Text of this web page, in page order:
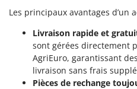
Michelin
Minox
Mockmill
More than chef
Les principaux avantages d’un
Livraison rapide et
sont gérées directement
AgriEuro, garantissant
livraison sans frais
Pièces de rechange